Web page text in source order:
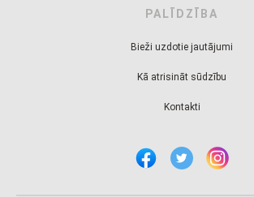
PALĪDZĪBA
Bieži uzdotie jautājumi
Kā atrisināt sūdzību
Kontakti